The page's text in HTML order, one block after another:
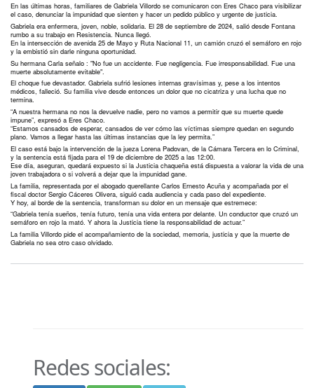
En las últimas horas, familiares de Gabriela Villordo se comunicaron con Eres Chaco para visibilizar
el caso, denunciar la impunidad que sienten y hacer un pedido público y urgente de justicia.
Gabriela era enfermera, joven, noble, solidaria. El 28 de septiembre de 2024, salió desde Fontana
rumbo a su trabajo en Resistencia. Nunca llegó.
En la intersección de avenida 25 de Mayo y Ruta Nacional 11, un camión cruzó el semáforo en rojo
y la embistió sin darle ninguna oportunidad.
Su hermana Carla señalo : "No fue un accidente. Fue negligencia. Fue irresponsabilidad. Fue una
muerte absolutamente evitable".
El choque fue devastador. Gabriela sufrió lesiones internas gravísimas y, pese a los intentos
médicos, falleció. Su familia vive desde entonces un dolor que no cicatriza y una lucha que no
termina.
“A nuestra hermana no nos la devuelve nadie, pero no vamos a permitir que su muerte quede
impune”, expresó a Eres Chaco.
“Estamos cansados de esperar, cansados de ver cómo las víctimas siempre quedan en segundo
plano. Vamos a llegar hasta las últimas instancias que la ley permita.”
El caso está bajo la intervención de la jueza Lorena Padovan, de la Cámara Tercera en lo Criminal,
y la sentencia está fijada para el 19 de diciembre de 2025 a las 12:00.
Ese día, aseguran, quedará expuesto si la Justicia chaqueña está dispuesta a valorar la vida de una
joven trabajadora o si volverá a dejar que la impunidad gane.
La familia, representada por el abogado querellante Carlos Ernesto Acuña y acompañada por el
fiscal doctor Sergio Cáceres Olivera, siguió cada audiencia y cada paso del expediente.
Y hoy, al borde de la sentencia, transforman su dolor en un mensaje que estremece:
“Gabriela tenía sueños, tenía futuro, tenía una vida entera por delante. Un conductor que cruzó un
semáforo en rojo la mató. Y ahora la Justicia tiene la responsabilidad de actuar.”
La familia Villordo pide el acompañamiento de la sociedad, memoria, justicia y que la muerte de
Gabriela no sea otro caso olvidado.
Redes sociales: